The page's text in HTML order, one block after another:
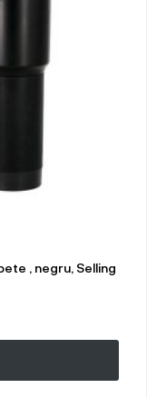
, negru, Selling